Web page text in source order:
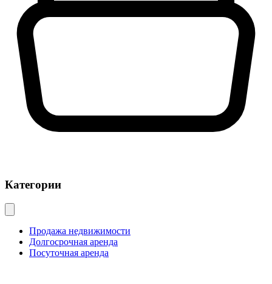
Категории
Продажа недвижимости
Долгосрочная аренда
Посуточная аренда